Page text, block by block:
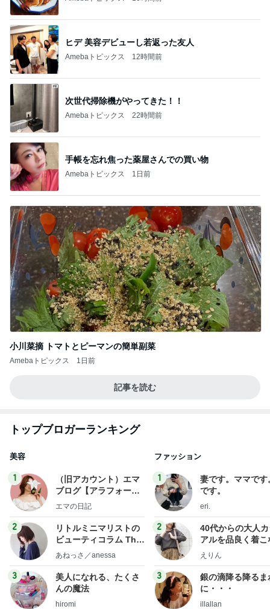
ヒデ 美容デビューし若返った友人
Amebaトピックス 12時間前
次世代掃除機がやってきた！！
Amebaトピックス 22時間前
手帳を忘れ焦った薬屋さんでの買い物
Amebaトピックス 1日前
小川菜摘 トマトとピーマンの簡単副菜
Amebaトピックス 1日前
記事を読む
トップブロガーランキング
美容
1
（旧アカウント）エマ
ブログ【アラフォー会
社売却セカンドライ
エマの日記
2
リトルミニマリストの
ビューティコラム The
little minimalist's bea
あねっさ／anessa
3
美人になれる、たくさ
んの魔法
hiromi
ファッション
1
妻です。ママです
です。
eri.
2
40代からの大人
アルを品良く着こ
ファッションブロ
えりん
3
銀の滴降る降るま
に・・・
illallan